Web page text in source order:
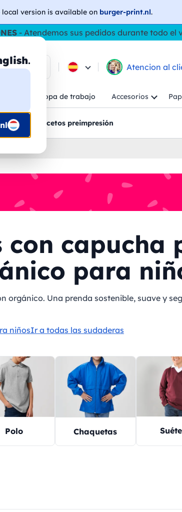
local version is available on burger-print.nl.
.
- Atendemos sus pedidos durante todo el
Atencion al
Ropa de trabajo Accesorios
al cliente Bocetos preimpresión
con capucha
para
orgánico. Una prenda sostenible, suave y
niñosIr a todas las sudaderas
Polo Chaquetas